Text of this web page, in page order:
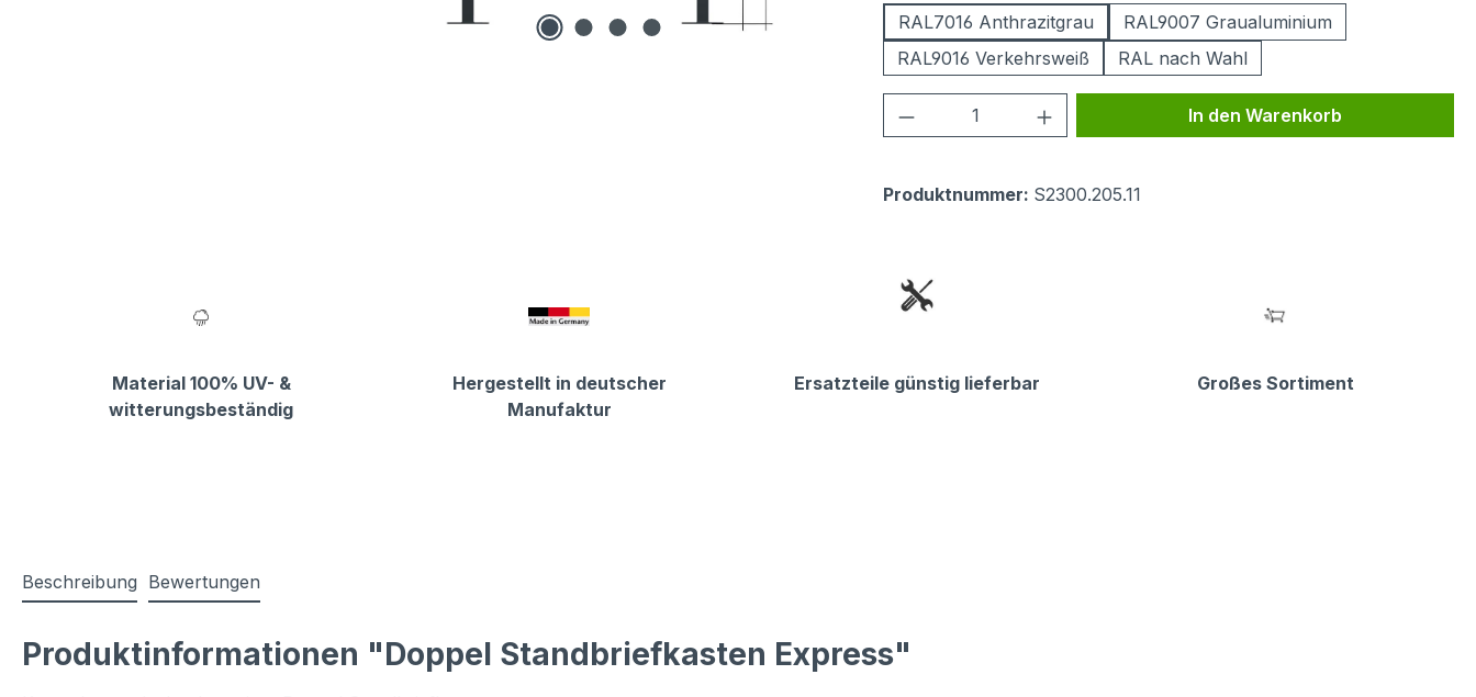
RAL7016 Anthrazitgrau
RAL9007 Graualuminium
RAL9016 Verkehrsweiß
RAL nach Wahl
Produkt Anzahl: Gib den gewünschten Wert
In den Warenkorb
Produktnummer: S2300.205.11
Material 100% UV- &
witterungsbeständig
Hergestellt in deutscher
Manufaktur
Ersatzteile günstig lieferbar Großes Sortiment
Beschreibung Bewertungen
Produktinformationen "Doppel Standbriefkasten Express"